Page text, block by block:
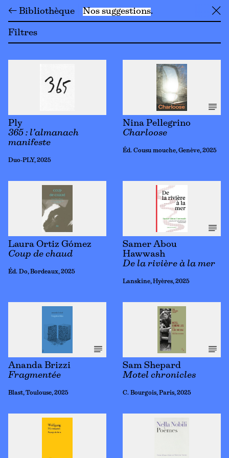
← Bibliothèque Nos suggestions ╳
Filtres
Ply
365 : l’almanach
manifeste
Duo-PLY, 2025
Nina Pellegrino
Charloose
Éd. Cousu mouche, Genève, 2025
Laura Ortiz Gómez
Coup de chaud
Éd. Do, Bordeaux, 2025
Samer Abou
Hawwash
De la rivière à la mer
Lanskine, Hyères, 2025
Ananda Brizzi
Fragmentée
Blast, Toulouse, 2025
Sam Shepard
Motel chronicles
C. Bourgois, Paris, 2025